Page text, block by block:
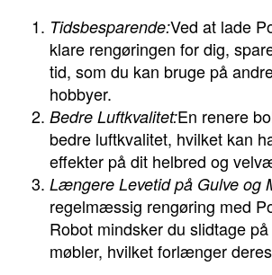
Tidsbesparende:Ved at lade
klare rengøringen for dig,
tid, som du kan bruge på
hobbyer.
Bedre Luftkvalitet:En renere
bedre luftkvalitet, hvilket kan
effekter på dit helbred og
Længere Levetid på Gulve og
regelmæssig rengøring med
Robot mindsker du slidtage
møbler, hvilket forlænger